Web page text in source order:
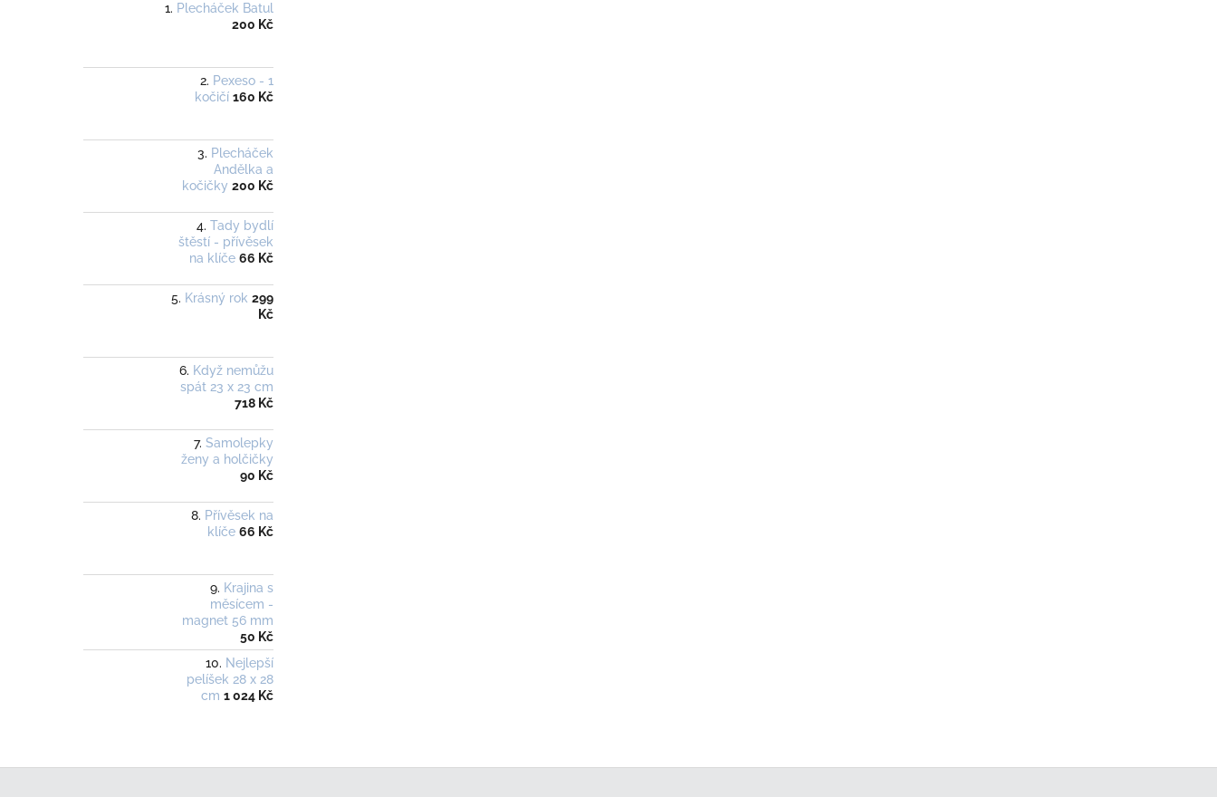
Plecháček Batul
200 Kč
Pexeso - 1
kočičí 160 Kč
Plecháček
Andělka a
kočičky 200 Kč
Tady bydlí
štěstí - přívěsek
na klíče 66 Kč
Krásný rok 299
Kč
Když nemůžu
spát 23 x 23 cm
718 Kč
Samolepky
ženy a holčičky
90 Kč
Přívěsek na
klíče 66 Kč
Krajina s
měsícem -
magnet 56 mm
50 Kč
Nejlepší
pelíšek 28 x 28
cm 1 024 Kč